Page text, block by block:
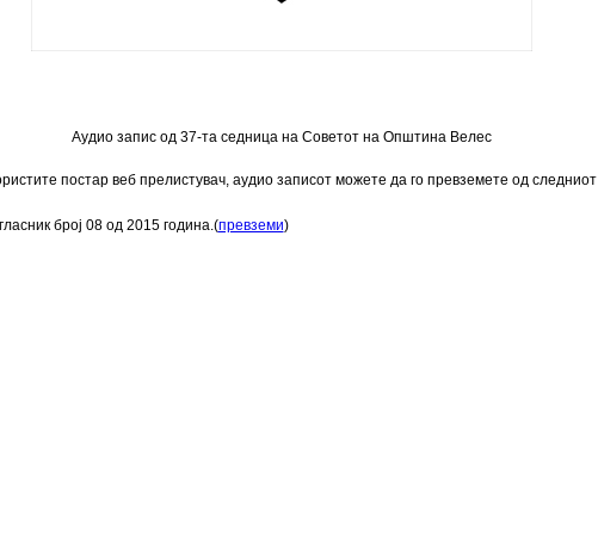
Аудио запис од 37-та седница на Советот на Општина Велес
постар веб прелистувач, аудио записот можете да го превземете од следниот
број 08од 2015година.(превземи)